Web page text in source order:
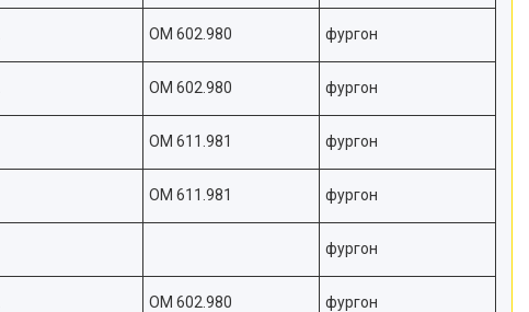
OM 602.980 фургон
OM 602.980 фургон
OM 611.981 фургон
OM 611.981 фургон
фургон
OM 602.980 фургон